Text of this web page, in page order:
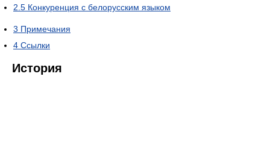
2.5 Конкуренция с белорусским языком
3 Примечания
4 Ссылки
История